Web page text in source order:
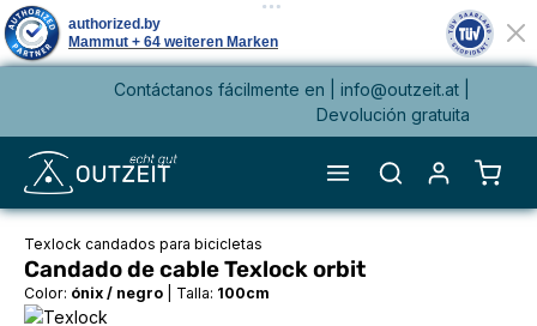
principalContáctanos fácilmente en | info@outzeit.at
Devolución gratuita
El
Texlock candados para bicicletas
Candado de cable Texlock orbit
Color: ónix / negro Talla: 100cm